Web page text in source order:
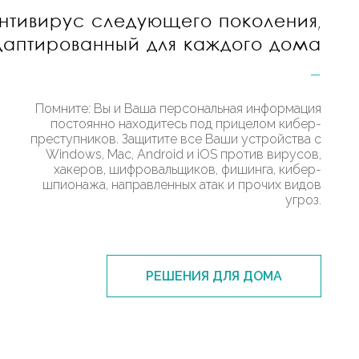
следующего поколения,
для каждого дома
Помните: Вы и Ваша персональная информация
постоянно находитесь под прицелом кибер-
преступников. Защитите все Ваши устройства с
Windows, Mac, Android и iOS против вирусов,
хакеров, шифровальщиков, фишинга, кибер-
шпионажа, направленных атак и прочих видов
угроз.
РЕШЕНИЯ ДЛЯ ДОМА